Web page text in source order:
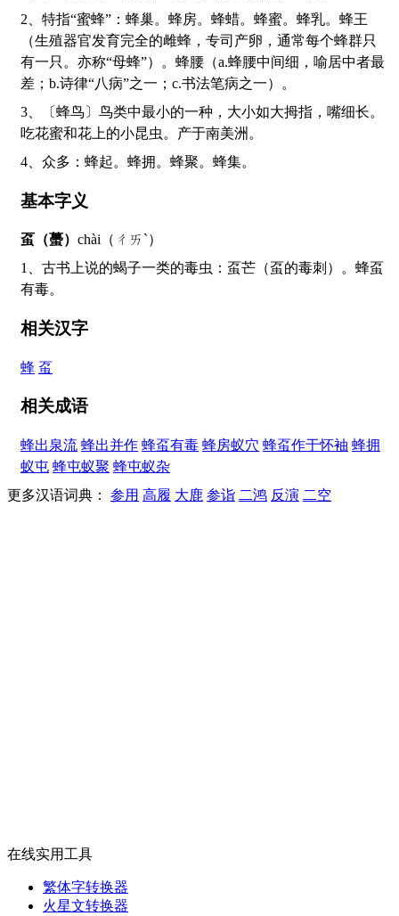
2、特指“蜜蜂”：蜂巢。蜂房。蜂蜡。蜂蜜。蜂乳。蜂王
（生殖器官发育完全的雌蜂，专司产卵，通常每个蜂群只
有一只。亦称“母蜂”）。蜂腰（a.蜂腰中间细，喻居中者最
差；b.诗律“八病”之一；c.书法笔病之一）。
3、〔蜂鸟〕鸟类中最小的一种，大小如大拇指，嘴细长。
吃花蜜和花上的小昆虫。产于南美洲。
4、众多：蜂起。蜂拥。蜂聚。蜂集。
基本字义
虿（蠆） chài（ㄔㄞˋ）
1、古书上说的蝎子一类的毒虫：虿芒（虿的毒刺）。蜂虿
有毒。
相关汉字
蜂 虿
相关成语
蜂出泉流 蜂出并作 蜂虿有毒 蜂房蚁穴 蜂虿作于怀袖 蜂拥
蚁屯 蜂屯蚁聚 蜂屯蚁杂
更多汉语词典： 参用 高履 大鹿 参诣 二鸿 反演 二空
在线实用工具
繁体字转换器
火星文转换器